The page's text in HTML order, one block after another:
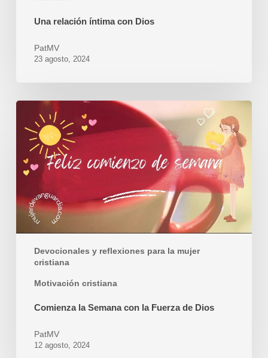
Una relación íntima con Dios
PatMV
23 agosto, 2024
Devocionales y reflexiones para la mujer
cristiana
Motivación cristiana
Semana
con
Fuerza
de
Comienza la Semana con la Fuerza de Dios
PatMV
12 agosto, 2024